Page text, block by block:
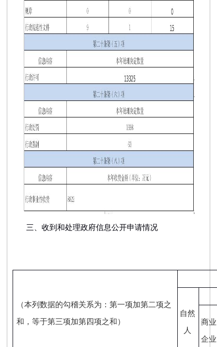
三、收到和处理政府信息公开申请情况
（本列数据的勾稽关系为：第一项加第二项之
和，等于第三项加第四项之和）
自然
人
商业
企业